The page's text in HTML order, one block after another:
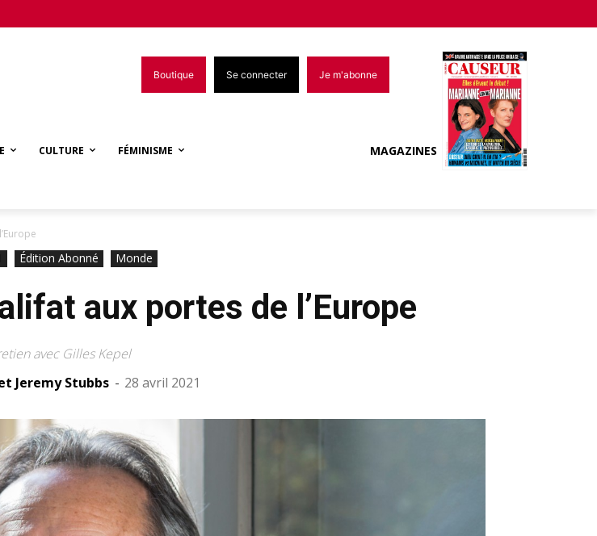
Boutique Se connecter Je m'abonne
CULTURE FÉMINISME MAGAZINES
Édition Abonné Monde
aux portes de l’Europe
avec Gilles Kepel
Jeremy Stubbs - 28 avril 2021